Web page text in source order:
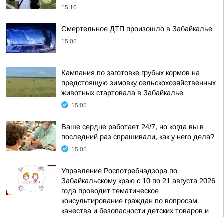
15:10
Смертельное ДТП произошло в Забайкалье
15:05
Кампания по заготовке грубых кормов на
предстоящую зимовку сельскохозяйственных
животных стартовала в Забайкалье
15:05
Ваше сердце работает 24/7, но когда вы в
последний раз спрашивали, как у него дела?
15:05
Управление Роспотребнадзора по
Забайкальскому краю с 10 по 21 августа 2026
года проводит тематическое
консультирование граждан по вопросам
качества и безопасности детских товаров и